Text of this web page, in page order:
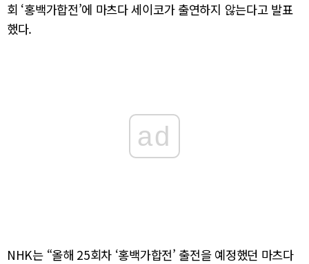
회 ‘홍백가합전’에 마츠다 세이코가 출연하지 않는다고 발표
했다.
ad
NHK는 “올해 25회차 ‘홍백가합전’ 출전을 예정했던 마츠다